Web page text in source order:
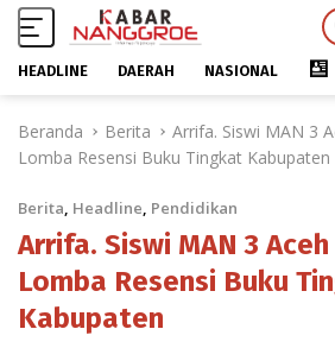
HEADLINE DAERAH NASIONAL
Beranda Berita
Arrifa. Siswi MAN 3
Lomba Resensi Buku Tingkat Kabupaten
Berita, Headline, Pendidikan
Arrifa. Siswi MAN 3
Lomba Resensi Buku
Kabupaten